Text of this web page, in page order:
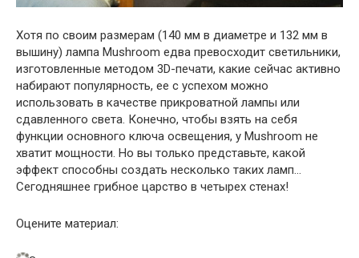
Хотя по своим размерам (140 мм в диаметре и 132 мм в
вышину) лампа Mushroom едва превосходит светильники,
изготовленные методом 3D-печати, какие сейчас активно
набирают популярность, ее с успехом можно
использовать в качестве прикроватной лампы или
сдавленного света. Конечно, чтобы взять на себя
функции основного ключа освещения, у Mushroom не
хватит мощности. Но вы только представьте, какой
эффект способны создать несколько таких ламп…
Сегодняшнее грибное царство в четырех стенах!
Оцените материал: